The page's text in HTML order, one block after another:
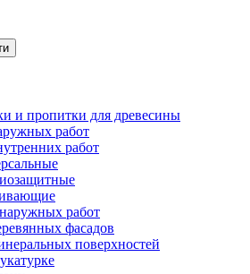
и пропитки для древесины
работ
работ
работ
фасадов
поверхностей